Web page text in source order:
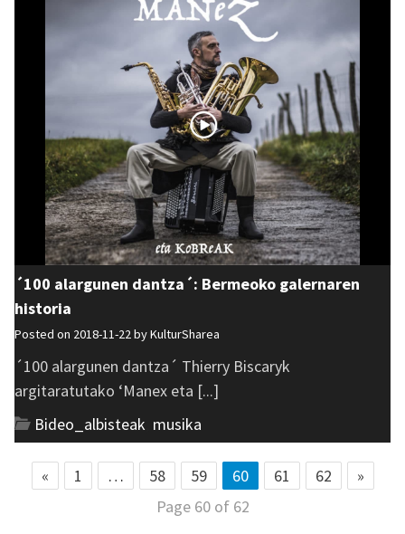
´100 alargunen dantza´: Bermeoko galernaren
historia
Posted on 2018-11-22 byKulturSharea
´100 alargunen dantza´ Thierry Biscaryk
argitaratutako ‘Manex eta [...]
Bideo_albisteak musika
« 1 … 58 59 60 61 62
»
Page 60 of 62